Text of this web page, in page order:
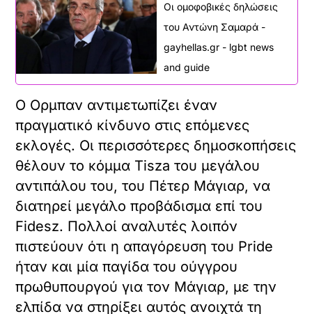
Οι ομοφοβικές δηλώσεις
του Αντώνη Σαμαρά -
gayhellas.gr - lgbt news
and guide
Ο Ορμπαν αντιμετωπίζει έναν
πραγματικό κίνδυνο στις επόμενες
εκλογές. Οι περισσότερες δημοσκοπήσεις
θέλουν το κόμμα Τisza του μεγάλου
αντιπάλου του, του Πέτερ Μάγιαρ, να
διατηρεί μεγάλο προβάδισμα επί του
Fidesz. Πολλοί αναλυτές λοιπόν
πιστεύουν ότι η απαγόρευση του Pride
ήταν και μία παγίδα του ούγγρου
πρωθυπουργού για τον Μάγιαρ, με την
ελπίδα να στηρίξει αυτός ανοιχτά τη